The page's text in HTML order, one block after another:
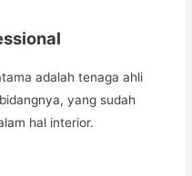
adalah tenaga ahli
yang sudah
hal interior.